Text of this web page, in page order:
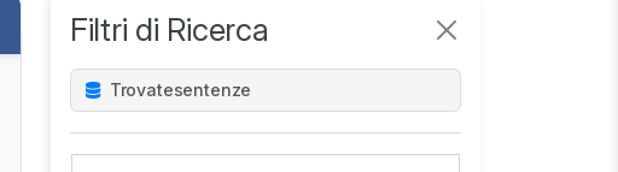
Filtri di Ricerca
Trovatesentenze